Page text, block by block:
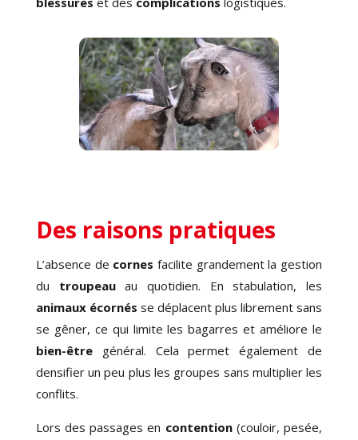
Des raisons pratiques
L’absence de cornes facilite grandement la gestion
du troupeauau quotidien. En stabulation, les
animaux écornés se déplacent plus librement sans
se gêner, ce qui limite les bagarres et améliore le
bien-êtregénéral. Cela permet également de
densifier un peu plus les groupes sans multiplier les
conflits.
Lors des passages en contention(couloir, pesée,